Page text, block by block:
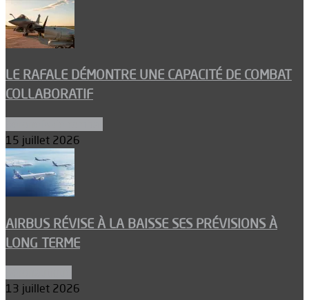
LE RAFALE DÉMONTRE UNE CAPACITÉ DE COMBAT
COLLABORATIF
15 juillet 2026
AIRBUS RÉVISE À LA BAISSE SES PRÉVISIONS À
LONG TERME
13 juillet 2026